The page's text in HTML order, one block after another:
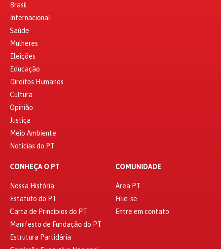
Brasil
Internacional
Saúde
Mulheres
Eleições
Educação
Direitos Humanos
Cultura
Opinião
Justiça
Meio Ambiente
Notícias do PT
CONHEÇA O PT
Nossa História
Estatuto do PT
Carta de Princípios do PT
Manifesto de Fundação do PT
Estrutura Partidária
COMUNIDADE
Área PT
Filie-se
Entre em contato